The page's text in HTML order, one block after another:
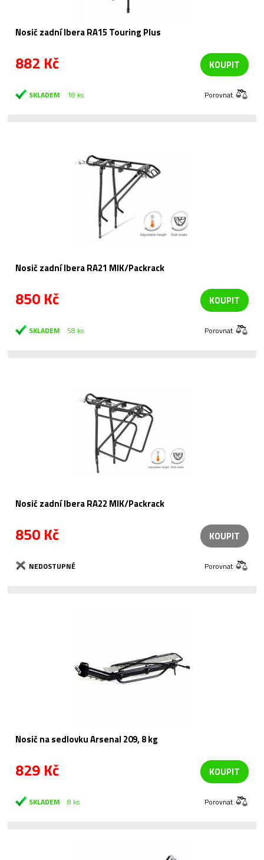
Nosič zadní Ibera RA15 Touring Plus
882 Kč KOUPIT
SKLADEM 18 ks Porovnat
Nosič zadní Ibera RA21 MIK/Packrack
850 Kč KOUPIT
SKLADEM 58 ks Porovnat
Nosič zadní Ibera RA22 MIK/Packrack
850 Kč KOUPIT
NEDOSTUPNÉ Porovnat
Nosič na sedlovku Arsenal 209, 8 kg
829 Kč KOUPIT
SKLADEM 8 ks Porovnat